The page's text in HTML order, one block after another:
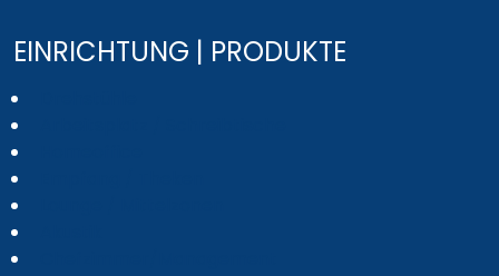
EINRICHTUNG | PRODUKTE